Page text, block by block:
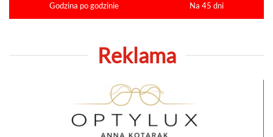
Godzina po godzinie Na 45 dni
Reklama